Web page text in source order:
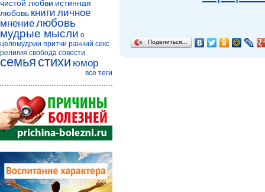
Поделиться…
чистой любви истинная
любовь книги личное
мнениелюбовь
мудрые мысли о
целомудрии притчи ранний секс
религия свобода совести
семья стихи юмор
все теги